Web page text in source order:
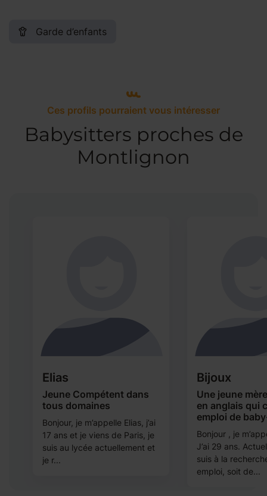
Garde d’enfants
Ces profils pourraient vous intéresser
Babysitters proches de
Montlignon
Elias
Jeune Compétent dans
tous domaines
Bonjour, je m’appelle Elias, j’ai
17 ans et je viens de Paris, je
suis au lycée actuellement et
je r...
Bijoux
Une jeune
en anglais qui
emploi de
Bonjour , je
J’ai 29 ans.
suis à la
emploi, soit de...